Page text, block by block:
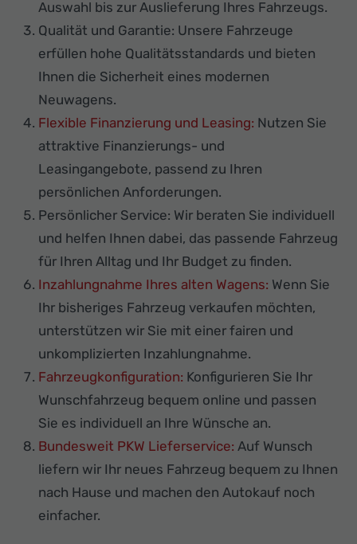
Auswahl bis zur Auslieferung Ihres Fahrzeugs.
Qualität und Garantie: Unsere Fahrzeuge
erfüllen hohe Qualitätsstandards und bieten
Ihnen die Sicherheit eines modernen
Neuwagens.
Flexible Finanzierung und Leasing: Nutzen Sie
attraktive Finanzierungs- und
Leasingangebote, passend zu Ihren
persönlichen Anforderungen.
Persönlicher Service: Wir beraten Sie individuell
und helfen Ihnen dabei, das passende Fahrzeug
für Ihren Alltag und Ihr Budget zu finden.
Inzahlungnahme Ihres alten Wagens: Wenn Sie
Ihr bisheriges Fahrzeug verkaufen möchten,
unterstützen wir Sie mit einer fairen und
unkomplizierten Inzahlungnahme.
Fahrzeugkonfiguration: Konfigurieren Sie Ihr
Wunschfahrzeug bequem online und passen
Sie es individuell an Ihre Wünsche an.
Bundesweit PKW Lieferservice: Auf Wunsch
liefern wir Ihr neues Fahrzeug bequem zu Ihnen
nach Hause und machen den Autokauf noch
einfacher.